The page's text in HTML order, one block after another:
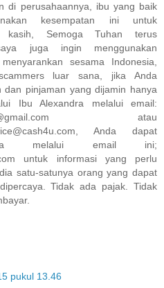
di perusahaannya, ibu yang baik
kesempatan ini untuk
kasih, Semoga Tuhan terus
juga ingin menggunakan
sesama Indonesia,
luar sana, jika Anda
dan pinjaman yang dijamin hanya
Ibu Alexandra melalui email:
atau
Anda dapat
melalui email ini;
untuk informasi yang perlu
satu-satunya orang yang dapat
Tidak ada pajak. Tidak
pukul 13.46